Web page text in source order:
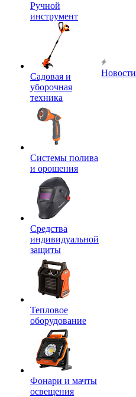
Ручной
инструмент
Садовая и
уборочная
техника
Системы полива
и орошения
Средства
индивидуальной
защиты
Тепловое
оборудование
Фонари и мачты
освещения
Новости